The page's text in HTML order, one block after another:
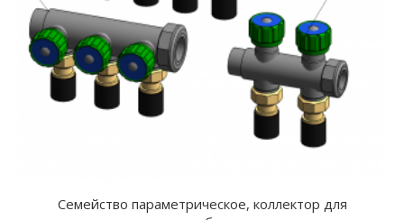
Cемейство параметрическое, коллектор для